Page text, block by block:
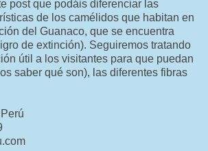
post que podáis diferenciar las
de los camélidos que habitan en
del Guanaco, que se encuentra
de extinción). Seguiremos tratando
útil a los visitantes para que puedan
saber qué son), las diferentes fibras